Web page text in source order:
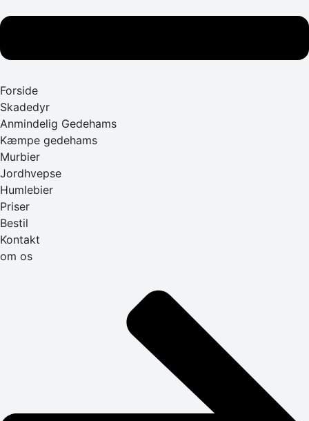
Forside
Skadedyr
Anmindelig Gedehams
Kæmpe gedehams
Murbier
Jordhvepse
Humlebier
Priser
Bestil
Kontakt
om os